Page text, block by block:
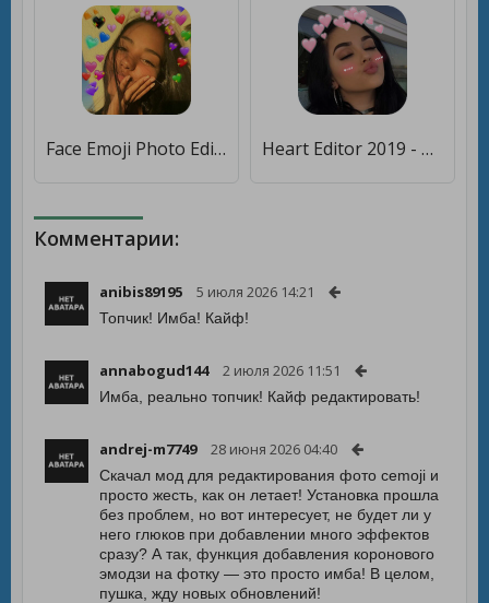
Face Emoji Photo Editor [Premium] Heart Editor 2019 - Crown Heart Photo Editor [Полная версия]
Комментарии:
anibis89195 5 июля 2026 14:21
Топчик! Имба! Кайф!
annabogud144 2 июля 2026 11:51
Имба, реально топчик! Кайф редактировать!
andrej-m7749 28 июня 2026 04:40
Скачал мод для редактирования фото сemoji и
просто жесть, как он летает! Установка прошла
без проблем, но вот интересует, не будет ли у
него глюков при добавлении много эффектов
сразу? А так, функция добавления коронового
эмодзи на фотку — это просто имба! В целом,
пушка, жду новых обновлений!